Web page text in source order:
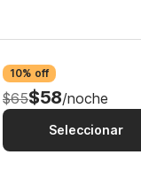
10% off
$65$58/noche
Seleccionar